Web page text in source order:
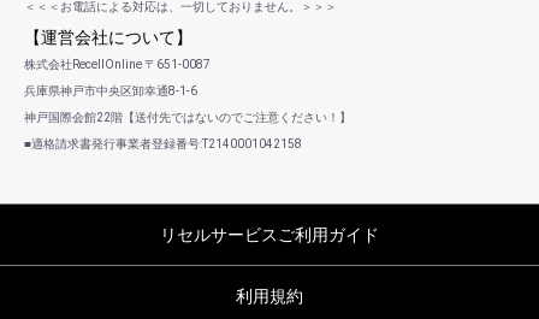
＜＜＜お電話による対応は、一切しておりません。＞＞＞
【運営会社について】
株式会社RecellOnline 〒651-0087
兵庫県神戸市中央区卸幸通8-1-6
神戸国際会館22階【送付先ではないのでご注意ください！】
■適格請求書発行事業者登録番号:T2140001042158
リセルサービスご利用ガイド
利用規約